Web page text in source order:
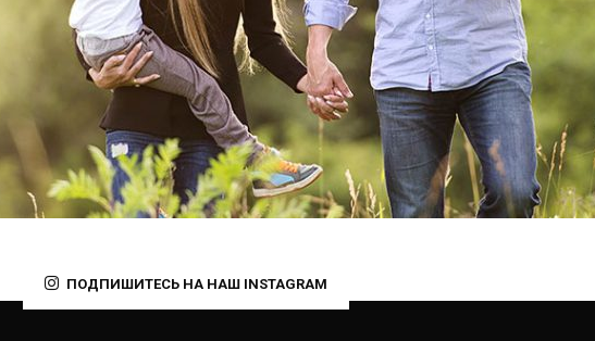
ПОДПИШИТЕСЬ НА НАШ INSTAGRAM